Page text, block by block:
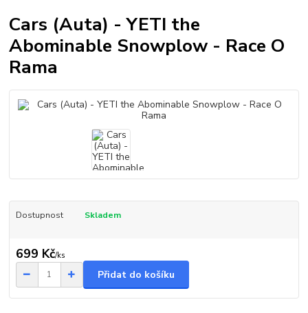
Cars (Auta) - YETI the
Abominable Snowplow - Race O
Rama
Dostupnost Skladem
699 Kč/ks
Přidat do košíku